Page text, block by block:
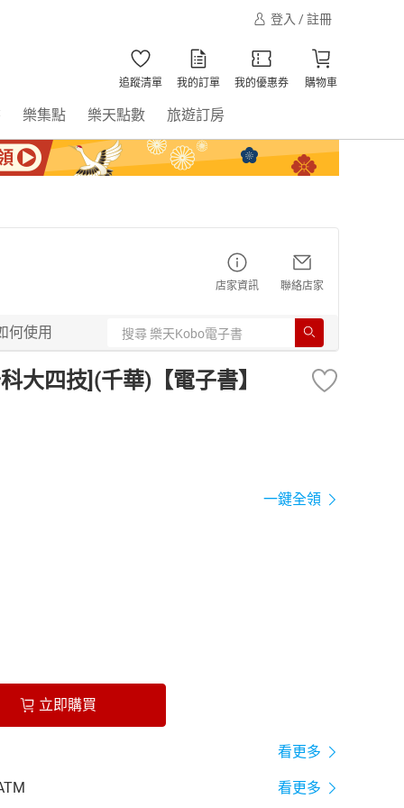
登入 / 註冊
追蹤清單 我的訂單 我的優惠券 購物車
樂集點 樂天點數 旅遊訂房
店家資訊 聯絡店家
何使用
大四技](千華)【電子書】
一鍵全領
立即購買
看更多
看更多